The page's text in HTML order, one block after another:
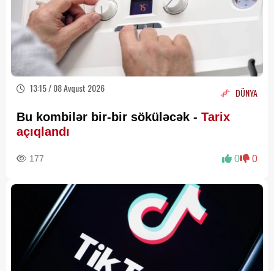
13:15 / 08 Avqust 2026 DÜNYA
Bu kombilər bir-bir söküləcək - Tarix
açıqlandı
177 0 0